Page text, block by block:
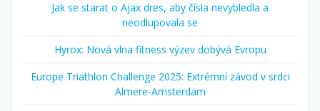
Jak se starat o Ajax dres, aby čísla nevybledla a
neodlupovala se
Hyrox: Nová vlna fitness výzev dobývá Evropu
Europe Triathlon Challenge 2025: Extrémní závod v srdci
Almere‑Amsterdam